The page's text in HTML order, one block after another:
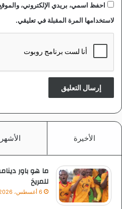
احفظ اسمي، بريدي الإلكتروني،
لاستخدامها المرة المقبلة في تعليقي.
الأخيرة الأشهر
ما هو باور
للمريخ
6 أغسطس، 2026